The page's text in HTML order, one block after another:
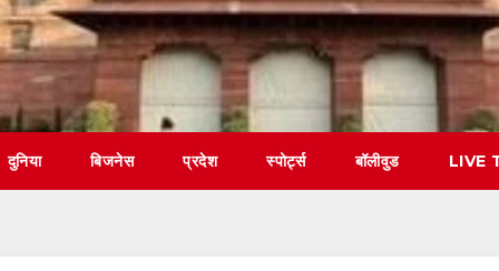
दुनिया बिजनेस प्रदेश स्पोर्ट्स बॉलीवुड LIVE